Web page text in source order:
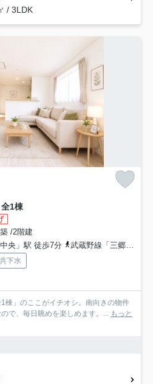
/ 3LDK
1棟
/2階建
央」駅 徒歩7分
武蔵野線「三郷」駅 徒歩30分
下水
」のここがイチオシ。南向きの物件
で、毎日眺めを楽しめます。... もっと